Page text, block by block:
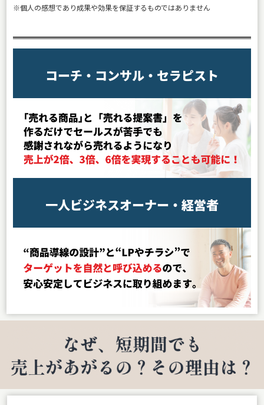
※個人の感想であり成果や効果を保証するものではありません
コーチ・コンサル・セラピスト
一人ビジネスオーナー ・経営者